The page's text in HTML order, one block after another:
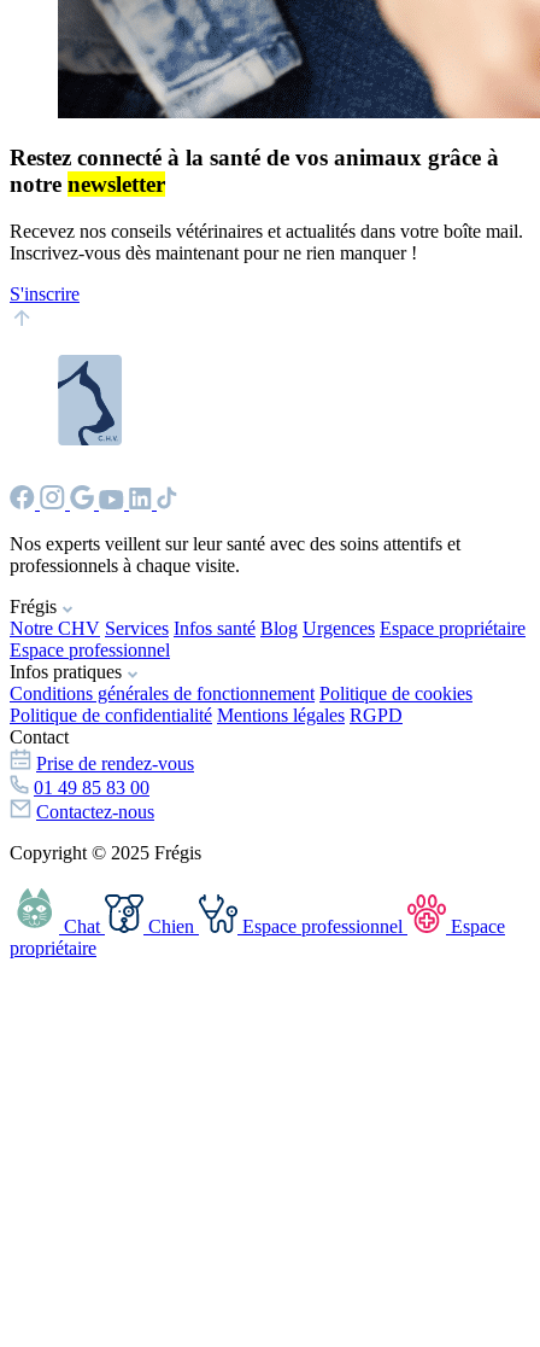
Restez connecté à la santé de vos animaux grâce à
notre newsletter
Recevez nos conseils vétérinaires et actualités dans votre boîte mail.
Inscrivez-vous dès maintenant pour ne rien manquer !
S'inscrire
Nos experts veillent sur leur santé avec des soins attentifs et
professionnels à chaque visite.
Frégis
Notre CHV Services Infos santé Blog Urgences Espace propriétaire
Espace professionnel
Infos pratiques
Conditions générales de fonctionnement Politique de cookies
Politique de confidentialité Mentions légales RGPD
Contact
Prise de rendez-vous
01 49 85 83 00
Contactez-nous
Copyright © 2025 Frégis
Chat Chien Espace professionnel
Espace
propriétaire